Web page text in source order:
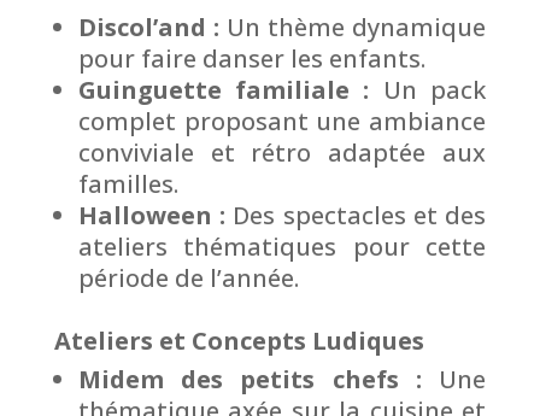
Discol’and : Un thème dynamique
pour faire danser les enfants.
Guinguette familiale : Un pack
complet proposant une ambiance
conviviale et rétro adaptée aux
familles.
Halloween : Des spectacles et des
ateliers thématiques pour cette
période de l’année.
Ateliers et Concepts Ludiques
Midem des petits chefs : Une